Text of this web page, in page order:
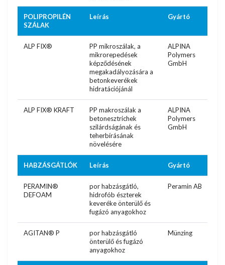
POLIPROPILÉN
SZÁLAK
Leírás Gyártó
ALP FIX®
PP mikroszálak, a
mikrorepedések
képződésének
megakadályozására a
betonkeverékek
hidratációjánál
ALPINA
Polymers
GmbH
ALP FIX® KRAFT
PP makroszálak a
betonesztrichek
szilárdságának és
teherbírásának
növelésére
ALPINA
Polymers
GmbH
HABZÁSGÁTLÓK Leírás Gyártó
PERAMIN®
DEFOAM
por habzásgátló,
hidrofób észterek
keveréke önterülő és
fugázó anyagokhoz
Peramin AB
AGITAN® P
por habzásgátló
önterülő és fugázó
anyagokhoz
Münzing